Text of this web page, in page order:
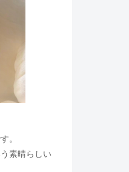
。
素晴らしい